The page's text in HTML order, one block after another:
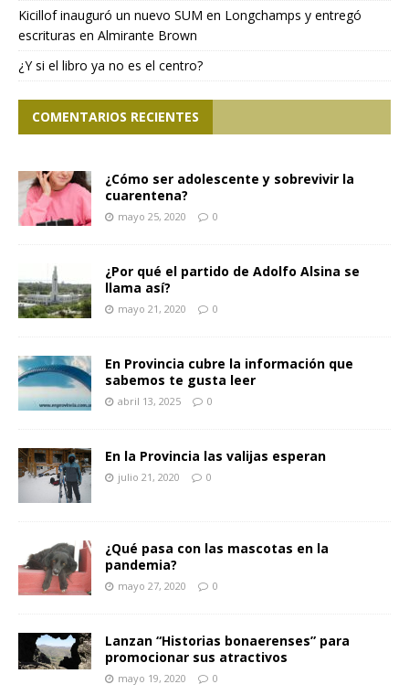
Kicillof inauguró un nuevo SUM en Longchamps y entregó
escrituras en Almirante Brown
¿Y si el libro ya no es el centro?
COMENTARIOS RECIENTES
¿Cómo ser adolescente y sobrevivir la
cuarentena?
mayo 25, 2020 0
¿Por qué el partido de Adolfo Alsina se
llama así?
mayo 21, 2020 0
En Provincia cubre la información que
sabemos te gusta leer
abril 13, 2025 0
En la Provincia las valijas esperan
julio 21, 2020 0
¿Qué pasa con las mascotas en la
pandemia?
mayo 27, 2020 0
Lanzan “Historias bonaerenses” para
promocionar sus atractivos
mayo 19, 2020 0